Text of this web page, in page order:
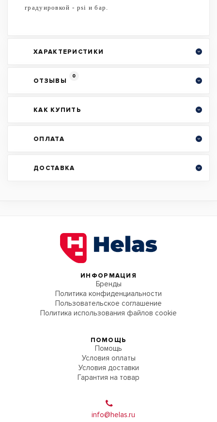
градуировкой - psi и бар.
ХАРАКТЕРИСТИКИ
ОТЗЫВЫ
0
КАК КУПИТЬ
ОПЛАТА
ДОСТАВКА
ИНФОРМАЦИЯ
Бренды
Политика конфиденциальности
Пользовательское соглашение
Политика использования файлов cookie
ПОМОЩЬ
Помощь
Условия оплаты
Условия доставки
Гарантия на товар
info@helas.ru